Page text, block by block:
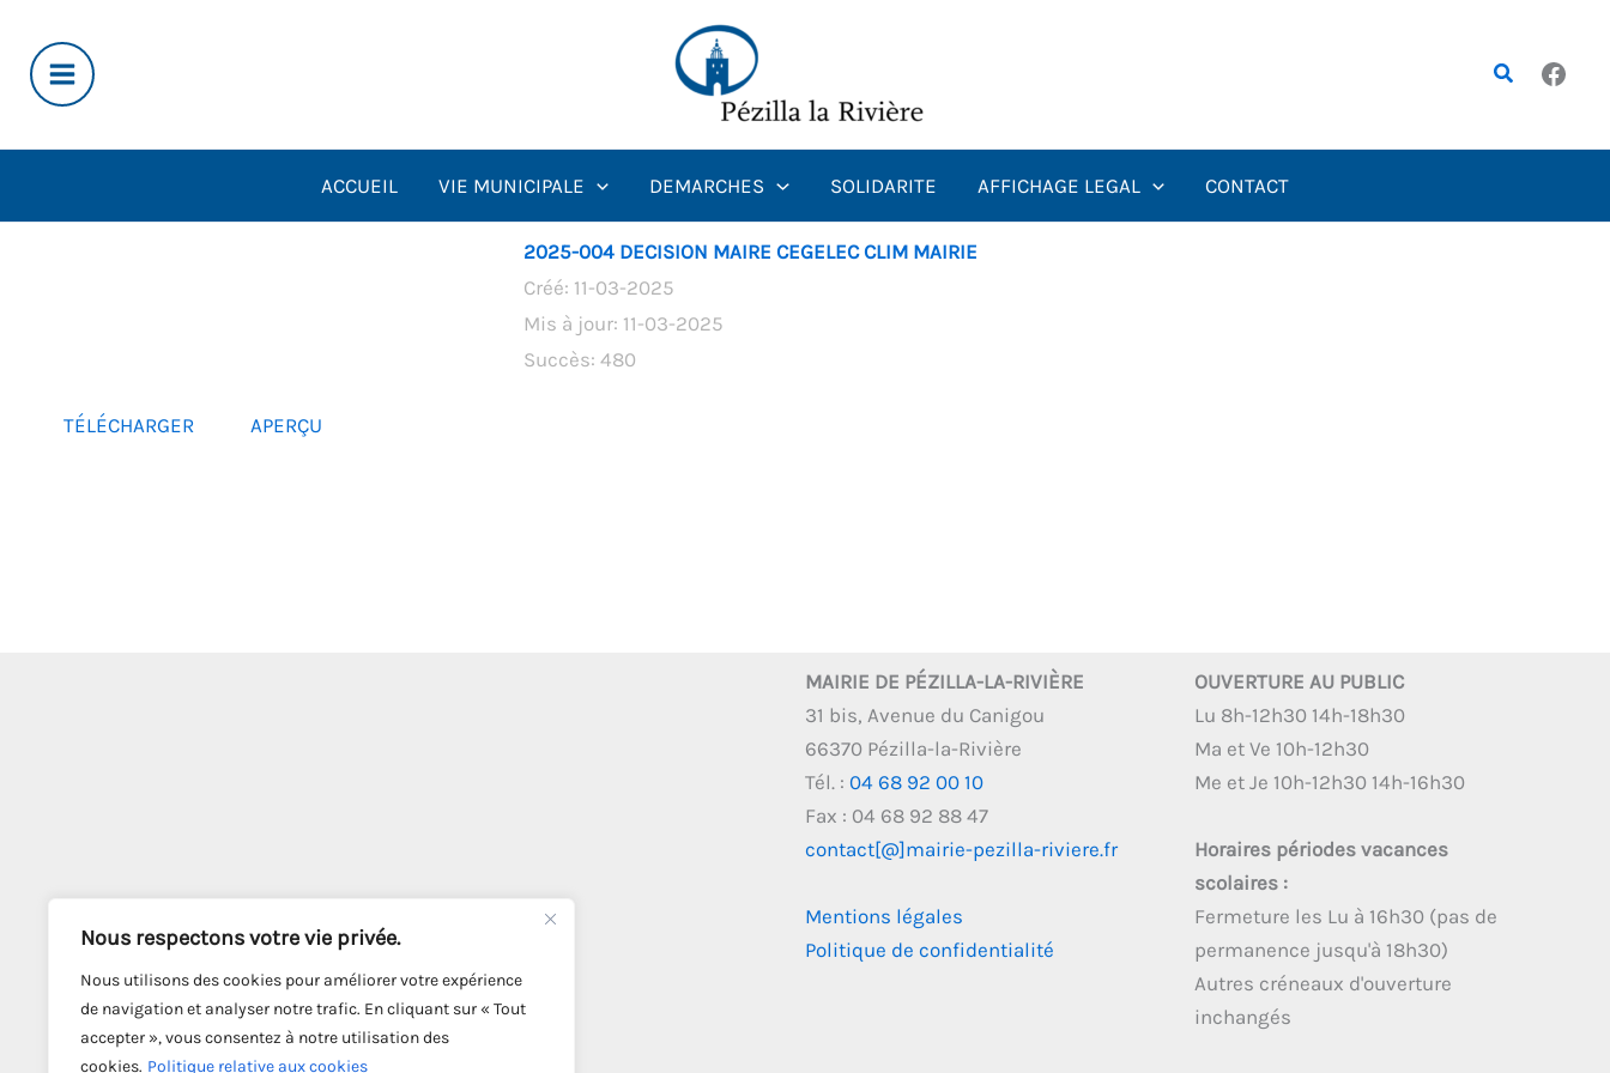
Nous respectons votre vie privée.
Nous utilisons des cookies pour améliorer votre expérience
de navigation et analyser notre trafic. En cliquant sur « Tout
accepter », vous consentez à notre utilisation des
cookies. Politique relative aux cookies
contenu
Rechercher
ACCUEIL VIE MUNICIPALE DEMARCHES SOLIDARITE AFFICHAGE LEGAL CONTACT
2025-004 DECISION MAIRE CEGELEC CLIM MAIRIE
Créé: 11-03-2025
Mis à jour: 11-03-2025
Succès: 480
TÉLÉCHARGER APERÇU
MAIRIE DE PÉZILLA-LA-RIVIÈRE
31 bis, Avenue du Canigou
66370 Pézilla-la-Rivière
Tél. : 04 68 92 00 10
Fax : 04 68 92 88 47
contact[@]mairie-pezilla-riviere.fr
Mentions légales
Politique de confidentialité
OUVERTURE AU PUBLIC
Lu 8h-12h30 14h-18h30
Ma et Ve 10h-12h30
Me et Je 10h-12h30 14h-16h30
Horaires périodes vacances
scolaires :
Fermeture les Lu à 16h30 (pas de
permanence jusqu'à 18h30)
Autres créneaux d'ouverture
inchangés